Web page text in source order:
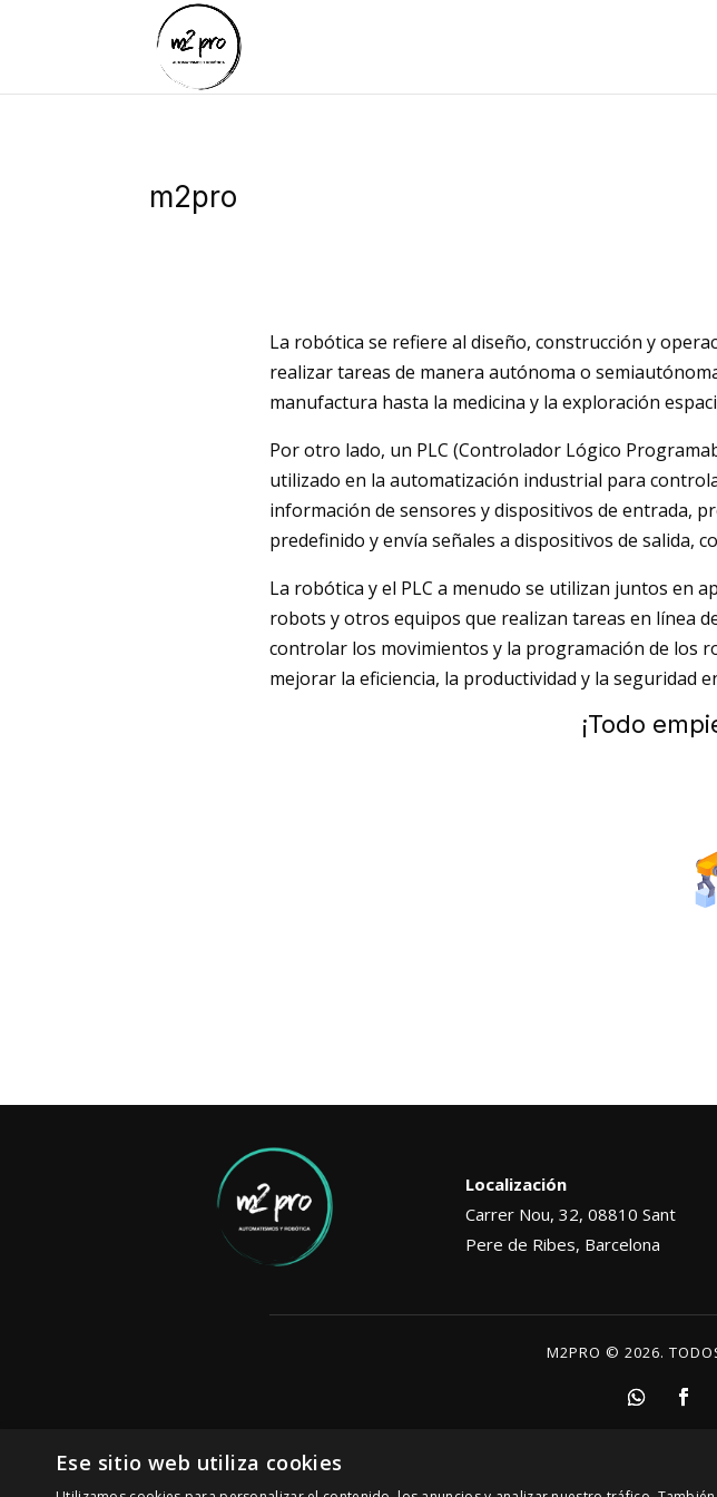
m2pro
La robótica se refiere al diseño, construcción y
realizar tareas de manera autónoma o
manufactura hasta la medicina y la exploración
Por otro lado, un PLC (Controlador Lógico
utilizado en la automatización industrial para
información de sensores y dispositivos de entrada,
predefinido y envía señales a dispositivos de salida,
La robótica y el PLC a menudo se utilizan juntos en
robots y otros equipos que realizan tareas en línea
controlar los movimientos y la programación de los
mejorar la eficiencia, la productividad y la seguridad
¡Todo
Localización
Carrer Nou, 32, 08810 Sant
Pere de Ribes, Barcelona
M2PRO © 2026.
Ese sitio web utiliza cookies